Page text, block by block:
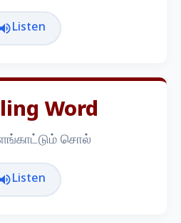
Listen
Word
சொல்
Listen